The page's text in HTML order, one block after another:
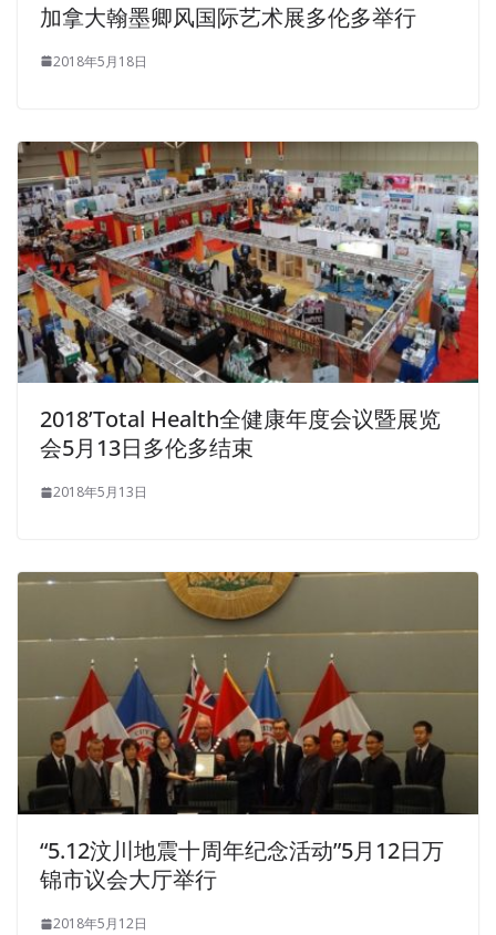
加拿大翰墨卿风国际艺术展多伦多举行
2018年5月18日
2018’Total Health全健康年度会议暨展览
会5月13日多伦多结束
2018年5月13日
“5.12汶川地震十周年纪念活动”5月12日万
锦市议会大厅举行
2018年5月12日